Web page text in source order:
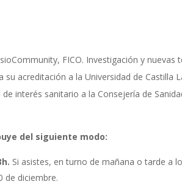
FICO. Investigación y nuevas
acreditación a la Universidad de Castilla
interés sanitario a la Consejería de
del siguiente modo:
Si asistes, en turno de mañana o tarde a
de diciembre.